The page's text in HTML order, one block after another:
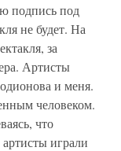
подпись под
не будет. На
за
Артисты
и меня.
человеком.
что
артисты играли